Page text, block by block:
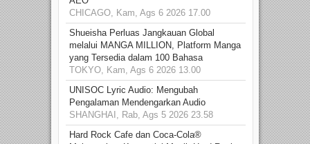
CHICAGO, Kam, Ags 6 2026 17.00
Shueisha Perluas Jangkauan Global
melalui MANGA MILLION, Platform Manga
yang Tersedia dalam 100 Bahasa
TOKYO, Kam, Ags 6 2026 13.00
UNISOC Lyric Audio: Mengubah
Pengalaman Mendengarkan Audio
SHANGHAI, Rab, Ags 5 2026 23.58
Hard Rock Cafe dan Coca-Cola®